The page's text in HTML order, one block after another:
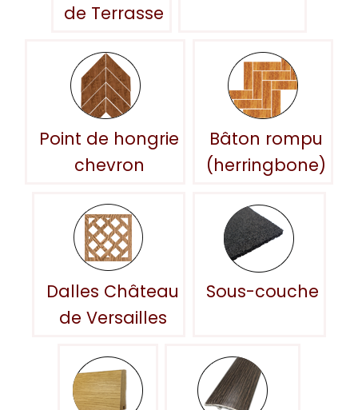
de Terrasse
Point de hongrie
chevron
Bâton rompu
(herringbone)
Dalles Château
de Versailles
Sous-couche